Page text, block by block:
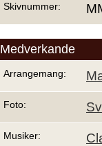
Skivnummer:
Medverkande
Arrangemang:
Foto:
Musiker: